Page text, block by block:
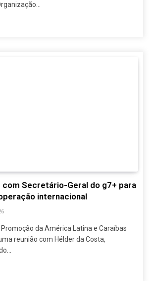
com Secretário-Geral do g7+ para
internacional
da América Latina e Caraíbas
reunião com Hélder da Costa,